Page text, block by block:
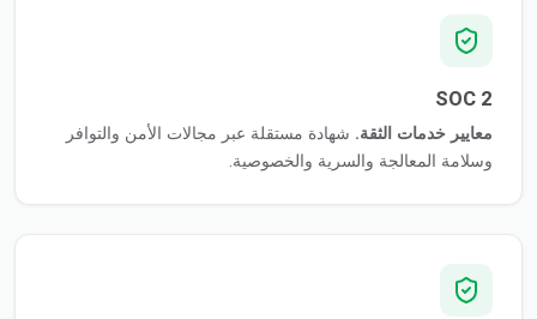
SOC 2
معايير خدمات الثقة. شهادة مستقلة عبر مجالات الأمن والتوافر
وسلامة المعالجة والسرية والخصوصية.